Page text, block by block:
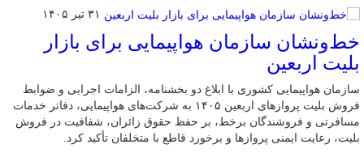
۳۱ تیر ۱۴۰۵
خط‌ونشان سازمان هواپیمایی برای بازار
بلیت اربعین
سازمان هواپیمایی کشوری با ابلاغ دو بخشنامه، الزامات اجرایی و ضوابط
فروش بلیت پروازهای اربعین ۱۴۰۵ به شرکت‌های هواپیمایی، دفاتر خدمات
مسافرتی و فروشندگان برخط، بر حفظ حقوق زائران، شفافیت در فروش
بلیت، رعایت ایمنی پروازها و برخورد قاطع با متخلفان تأکید کرد.